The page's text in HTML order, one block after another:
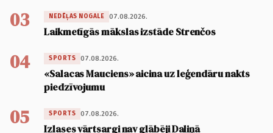
03 NEDĒĻAS NOGALE 07.08.2026.
Laikmetīgās mākslas izstāde Strenčos
04 SPORTS 07.08.2026.
«Salacas Mauciens» aicina uz leģendāru nakts
piedzīvojumu
05 SPORTS 07.08.2026.
Izlases vārtsargi nav glābēji Daliņā